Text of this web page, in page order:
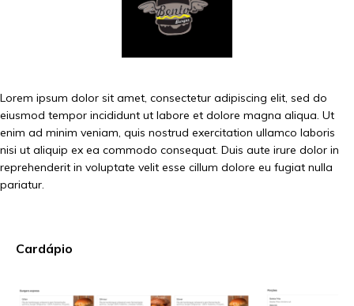
Lorem ipsum dolor sit amet, consectetur adipiscing elit, sed do
eiusmod tempor incididunt ut labore et dolore magna aliqua. Ut
enim ad minim veniam, quis nostrud exercitation ullamco laboris
nisi ut aliquip ex ea commodo consequat. Duis aute irure dolor in
reprehenderit in voluptate velit esse cillum dolore eu fugiat nulla
pariatur.
Cardápio